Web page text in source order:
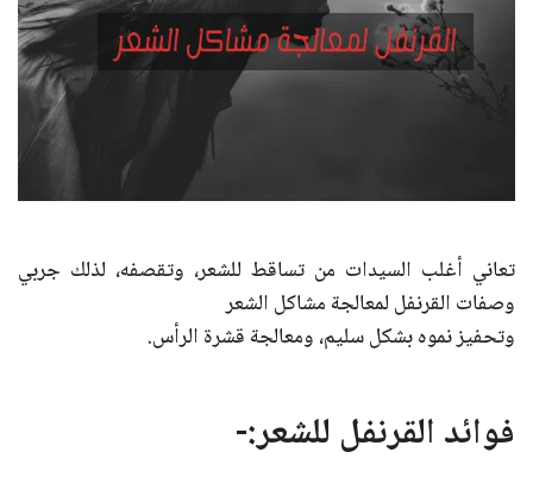
تعاني أغلب السيدات من تساقط للشعر، وتقصفه، لذلك جربي
وصفات القرنفل لمعالجة مشاكل الشعر
وتحفيز نموه بشكل سليم، ومعالجة قشرة الرأس.
فوائد القرنفل للشعر:-